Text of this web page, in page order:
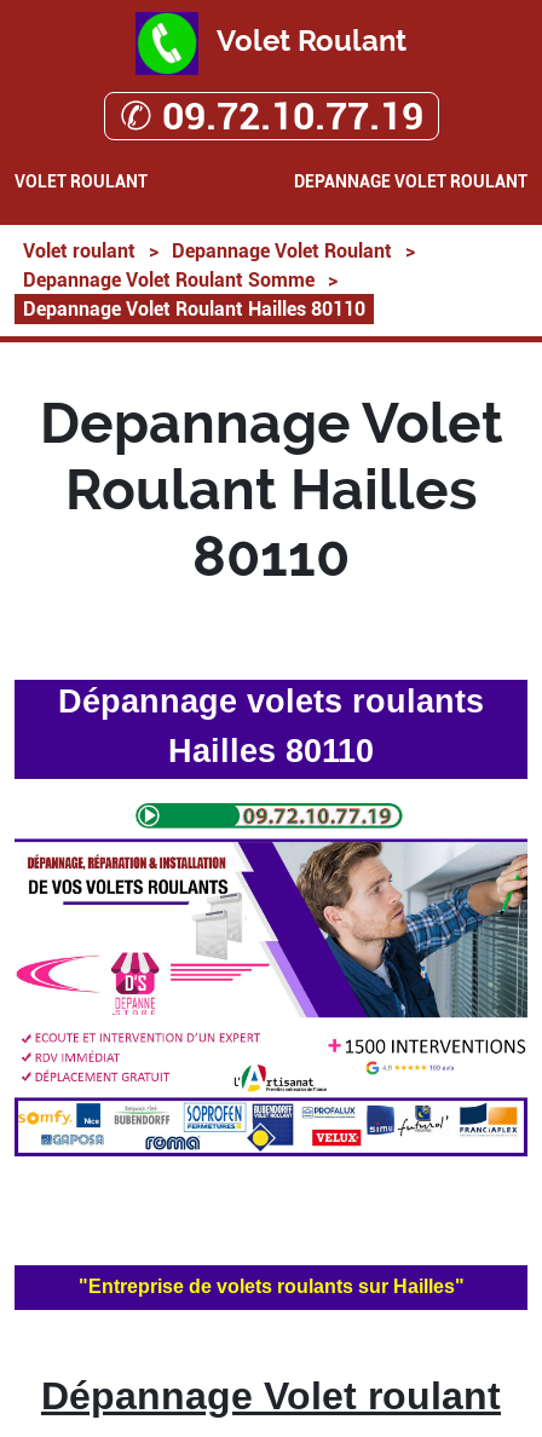
Volet Roulant
✆ 09.72.10.77.19
VOLET ROULANT DEPANNAGE VOLET ROULANT
Volet roulant > Depannage Volet Roulant
>
Depannage Volet Roulant Somme
>
Depannage Volet Roulant Hailles 80110
Depannage Volet
Roulant Hailles
80110
Dépannage volets roulants
Hailles 80110
"Entreprise de volets roulants sur Hailles"
Dépannage Volet roulant